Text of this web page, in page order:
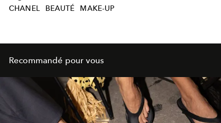
CHANEL BEAUTÉ MAKE-UP
Recommandé pour vous